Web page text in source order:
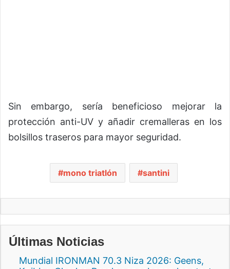
Sin embargo, sería beneficioso mejorar la
protección anti-UV y añadir cremalleras en los
bolsillos traseros para mayor seguridad.
mono triatlón santini
Últimas Noticias
Mundial IRONMAN 70.3 Niza 2026: Geens,